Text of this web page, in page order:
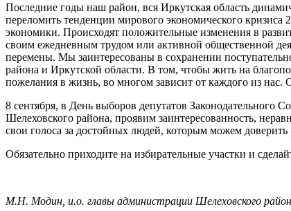
Последние годы наш район, вся Иркутская область
переломить тенденции мирового экономического кризиса
экономики. Происходят положительные изменения в
своим ежедневным трудом или активной общественной
перемены. Мы заинтересованы в сохранении
района и Иркутской области. В том, чтобы жить на
пожелания в жизнь, во многом зависит от каждого из
8 сентября, в День выборов депутатов Законодательного
Шелеховского района, проявим заинтересованность,
свои голоса за достойных людей, которым можем
Обязательно приходите на избирательные участки и
М.Н. Модин, и.о. главы администрации Шелеховского